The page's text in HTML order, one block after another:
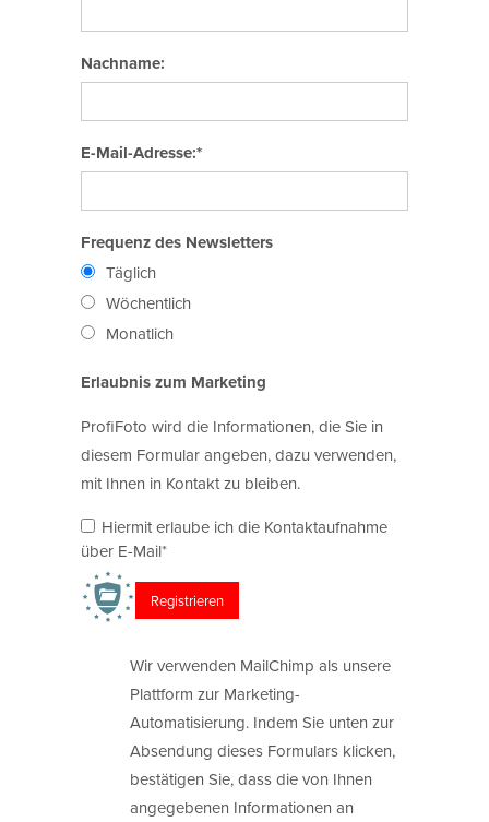
Nachname:
E-Mail-Adresse:*
Frequenz des Newsletters
Täglich
Wöchentlich
Monatlich
Erlaubnis zum Marketing
ProfiFoto wird die Informationen, die Sie in
diesem Formular angeben, dazu verwenden,
mit Ihnen in Kontakt zu bleiben.
Hiermit erlaube ich die Kontaktaufnahme
über E-Mail*
Wir verwenden MailChimp als unsere
Plattform zur Marketing-
Automatisierung. Indem Sie unten zur
Absendung dieses Formulars klicken,
bestätigen Sie, dass die von Ihnen
angegebenen Informationen an